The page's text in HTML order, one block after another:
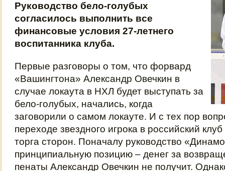
Руководство бело-голубых
согласилось выполнить все
финансовые условия 27-летнего
воспитанника клуба.
Первые разговоры о том, что форвард
«Вашингтона» Александр Овечкин в
случае локаута в НХЛ будет выступать за
бело-голубых, начались, когда
заговорили о самом локауте. И с тех пор
переходе звездного игрока в российский
торга сторон. Поначалу руководство
принципиальную позицию – денег за
пенаты Александр Овечкин не получит.